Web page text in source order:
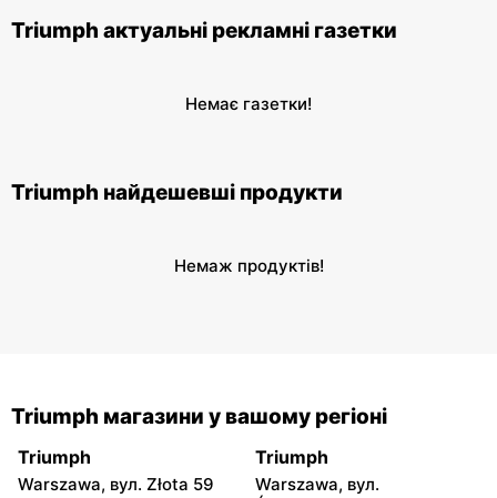
Triumph актуальні рекламні газетки
Немає газетки!
Triumph найдешевші продукти
Немаж продуктів!
Triumph магазини у вашому регіоні
Triumph
Warszawa, вул. Złota 59
Triumph
Warszawa, вул.